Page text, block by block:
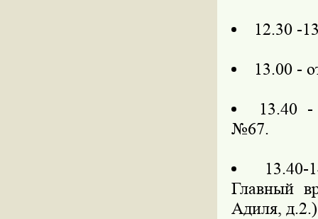
12.30 -
13.00 -
13.40
№67.
Главный
Адиля,